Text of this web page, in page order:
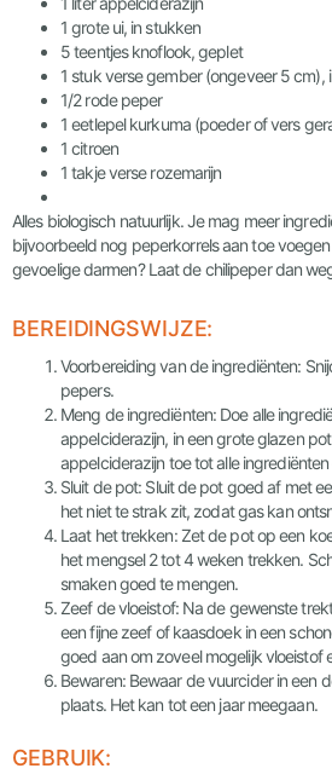
1 grote ui, in stukken
5 teentjes knoflook, geplet
1 stuk verse gember (ongeveer 5 cm),
1/2 rode peper
1 eetlepel kurkuma (poeder of vers
1 citroen
1 takje verse rozemarijn
Alles biologisch natuurlijk. Je mag meer
bijvoorbeeld nog peperkorrels aan toe
gevoelige darmen? Laat de chilipeper dan
BEREIDINGSWIJZE:
Voorbereiding van de ingrediënten:
pepers.
Meng de ingrediënten: Doe alle
appelciderazijn, in een grote glazen
appelciderazijn toe tot alle
Sluit de pot: Sluit de pot goed af met
het niet te strak zit, zodat gas kan
Laat het trekken: Zet de pot op een
het mengsel 2 tot 4 weken trekken.
smaken goed te mengen.
Zeef de vloeistof: Na de gewenste
een fijne zeef of kaasdoek in een
goed aan om zoveel mogelijk vloeistof
Bewaren: Bewaar de vuurcider in een
plaats. Het kan tot een jaar meegaan.
GEBRUIK: